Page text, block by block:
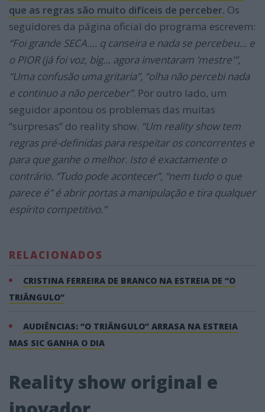
que as regras são muito difíceis de perceber. Os
seguidores da página oficial do programa escrevem:
“Foi grande SECA…. q canseira e nada se percebeu… e
o PIOR (já foi voz, big… agora inventaram ‘mestre'”,
“Uma confusão uma gritaria”, “olha não percebi nada
e continuo a não perceber”. Por outro lado, um
seguidor apontou os problemas das muitas
“surpresas” do reality show. “Um reality show tem
regras pré-definidas para respeitar os concorrentes e
para que ganhe o melhor. Isto é exactamente o
contrário. “Tudo pode acontecer”, “nem tudo o que
parece é” é abrir portas a manipulação e tira qualquer
espírito competitivo.”
RELACIONADOS
CRISTINA FERREIRA DE BRANCO NA ESTREIA DE “O
TRIÂNGULO”
AUDIÊNCIAS: “O TRIÂNGULO” ARRASA NA ESTREIA
MAS SIC GANHA O DIA
Reality show original e